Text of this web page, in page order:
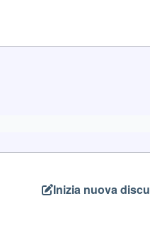
Inizia nuova